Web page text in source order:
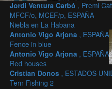
Jordi Ventura Carbó , Premi
MFCF/o, MCEF/p, ESPAÑA
Niebla en La Habana
Antonio Vigo Arjona , ESPAÑA
Fence in blue
Antonio Vigo Arjona , ESPAÑA
Red houses
Cristian Donos , ESTADOS
Tern Fishing 2